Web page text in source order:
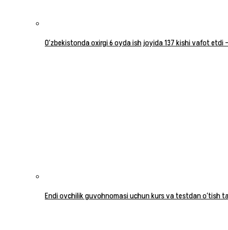
O‘zbekistonda oxirgi 6 oyda ish joyida 137 kishi vafot
Endi ovchilik guvohnomasi uchun kurs va testdan o‘tish